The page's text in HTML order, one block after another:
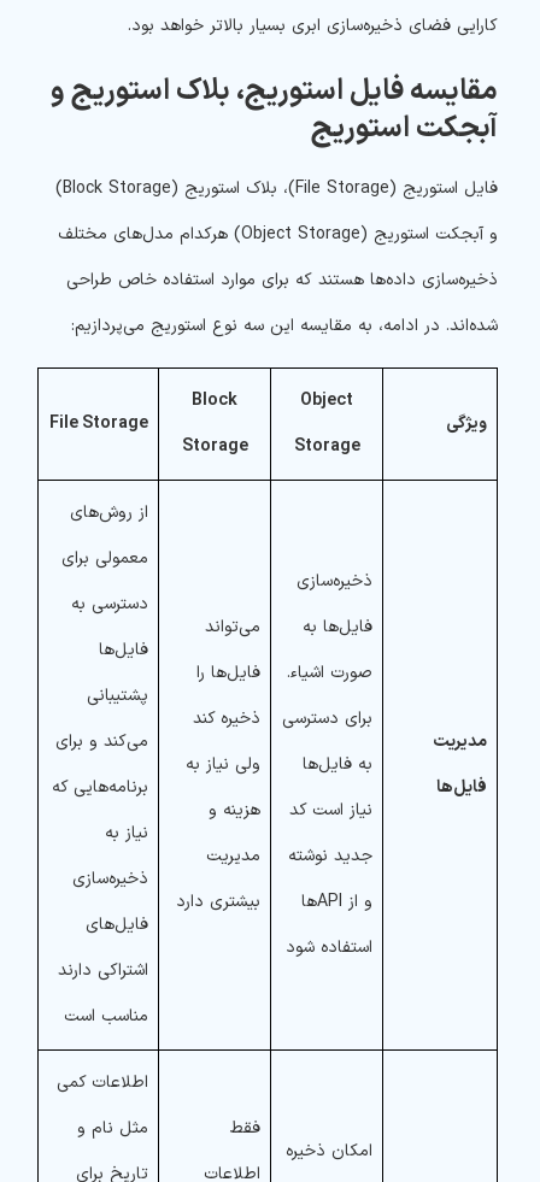
کارایی فضای ذخیره‌سازی ابری بسیار بالاتر خواهد بود.
مقایسه فایل استوریج، بلاک استوریج و
آبجکت استوریج
فایل استوریج (File Storage)، بلاک استوریج (Block Storage)
و آبجکت استوریج (Object Storage) هرکدام مدل‌های مختلف
ذخیره‌سازی داده‌ها هستند که برای موارد استفاده خاص طراحی
شده‌اند. در ادامه، به مقایسه این سه نوع استوریج می‌پردازیم:
ویژگی
Object
Storage
Block
Storage
File Storage
مدیریت
فایل‌ها
ذخیره‌سازی
فایل‌ها به
صورت اشیاء.
برای دسترسی
به فایل‌ها
نیاز است کد
جدید نوشته
و از API‌ها
استفاده شود
می‌تواند
فایل‌ها را
ذخیره کند
ولی نیاز به
هزینه و
مدیریت
بیشتری دارد
از روش‌های
معمولی برای
دسترسی به
فایل‌ها
پشتیبانی
می‌کند و برای
برنامه‌هایی که
نیاز به
ذخیره‌سازی
فایل‌های
اشتراکی دارند
مناسب است
امکان ذخیره
فقط
اطلاعات
اطلاعات کمی
مثل نام و
تاریخ برای